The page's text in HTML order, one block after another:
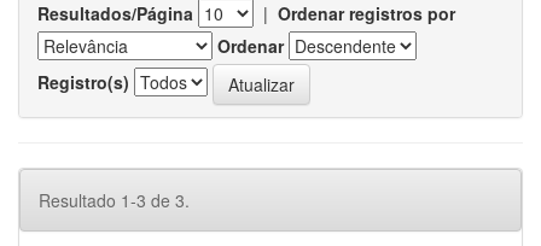
Resultados/Página | Ordenar registros por
Ordenar
Registro(s)
Resultado 1-3 de 3.